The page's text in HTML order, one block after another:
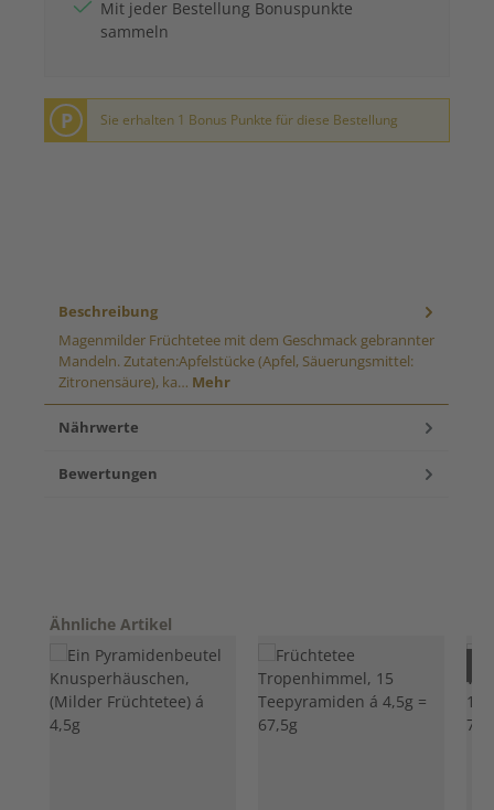
Mit jeder Bestellung Bonuspunkte
sammeln
P Sie erhalten 1 Bonus Punkte für diese Bestellung
Beschreibung
Magenmilder Früchtetee mit dem Geschmack gebrannter
Mandeln. Zutaten:Apfelstücke (Apfel, Säuerungsmittel:
Zitronensäure), ka… Mehr
Nährwerte
Bewertungen
Produktgalerie überspringen
Ähnliche Artikel